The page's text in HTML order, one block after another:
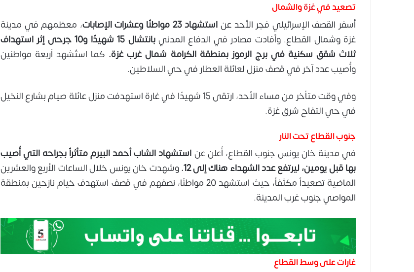
تصعيد فيغزةوالشمال
أسفر القصف الإسرائيلي فجر الأحد عن استشهاد 23 مواطنًا وعشرات الإصابات
، معظمهم في مدينة
غزة وشمال القطاع. وأفادت مصادر في الدفاع المدني
بانتشال 15 شهيدًا و10 جرحى إثر استهداف
ثلاث شقق سكنية في برج الرموز بمنطقة الكرامة شمال غرب غزة. كما استُشهد أربعة مواطنين
وأُصيب عدد آخر في قصف منزل لعائلة العطار في حي السلاطين.
وفي وقت متأخر من مساء الأحد، ارتقى 15 شهيدًا في غارة استهدفت منزل عائلة صيام بشارع النخيل
في حي التفاح شرق غزة.
جنوب القطاع تحت النار
في مدينة خان يونس جنوب القطاع، أُعلن عن استشهاد الشاب أحمد البيرم متأثراً بجراحه التي أُصيب
بها قبل يومين، ليرتفع عدد الشهداء هناك إلى 12.
وشهدت خان يونس خلال الساعات الأربع والعشرين
الماضية تصعيداً مكثفاً، حيث استشهد 20 مواطنًا، نصفهم في قصف استهدف خيام نازحين بمنطقة
المواصي جنوب غرب المدينة.
غارات على وسط القطاع